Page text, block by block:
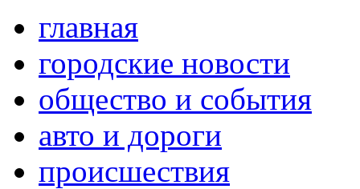
главная
городские новости
общество и события
авто и дороги
происшествия